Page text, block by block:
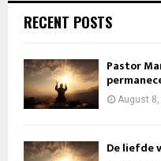
RECENT POSTS
Pastor
August
De liefde